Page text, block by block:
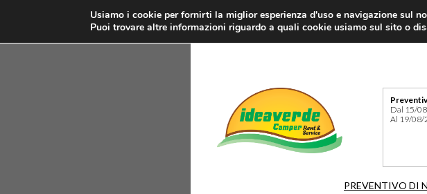
Dal 15/
Al 19/08/
PREVENTIVO DI
Usiamo i cookie per fornirti la miglior esperienza d'uso e navigazione sul
Puoi trovare altre informazioni riguardo a quali cookie usiamo sul sito o